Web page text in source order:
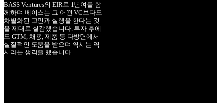
BASS Ventures의 EIR로 1년여를 함
께하며 베이스는 그 어떤 VC보다도
차별화된 고민과 실행을 한다는 것
을 제대로 실감했습니다. 투자 후에
도 GTM, 채용, 제품 등 다방면에서
실질적인 도움을 받으며 역시는 역
시라는 생각을 했습니다.